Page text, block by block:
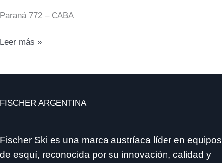
Paraná 772 – CABA
UNIVERSO
Leer más »
FISCHER ARGENTINA
Fischer Ski es una marca austríaca líder en equipos
de esquí, reconocida por su innovación, calidad y